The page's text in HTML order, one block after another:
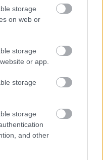
storage
on web or
storage
or app.
storage
storage
and other
a túl erős illatosítás, a
azt mutatják, amit a
valódi tisztaság
nem csak ott, ahol a
kényelmesebb,
ad. Ha több jel is
egy alaposabb takarítást
néz ki, jobb is benne